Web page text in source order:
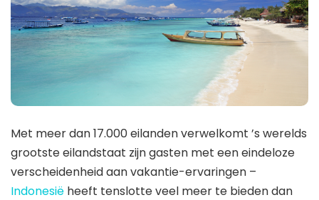
Met meer dan 17.000 eilanden verwelkomt ’s werelds
grootste eilandstaat zijn gasten met een eindeloze
verscheidenheid aan vakantie-ervaringen –
Indonesië heeft tenslotte veel meer te bieden dan